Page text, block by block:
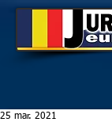
25 mar. 2021